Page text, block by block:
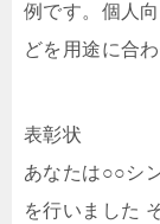
例です。個人
どを用途に合
表彰状
あなたは○○シ
を行いました